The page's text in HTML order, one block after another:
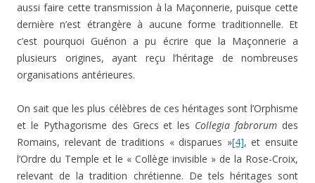
aussi faire cette transmission à la Maçonnerie, puisque cette
dernière n’est étrangère à aucune forme traditionnelle. Et
c’est pourquoi Guénon a pu écrire que la Maçonnerie a
plusieurs origines, ayant reçu l’héritage de nombreuses
organisations antérieures.
On sait que les plus célèbres de ces héritages sont l’Orphisme
et le Pythagorisme des Grecs et les Collegia fabrorum des
Romains, relevant de traditions « disparues »[4], et ensuite
l’Ordre du Temple et le « Collège invisible » de la Rose-Croix,
relevant de la tradition chrétienne. De tels héritages sont